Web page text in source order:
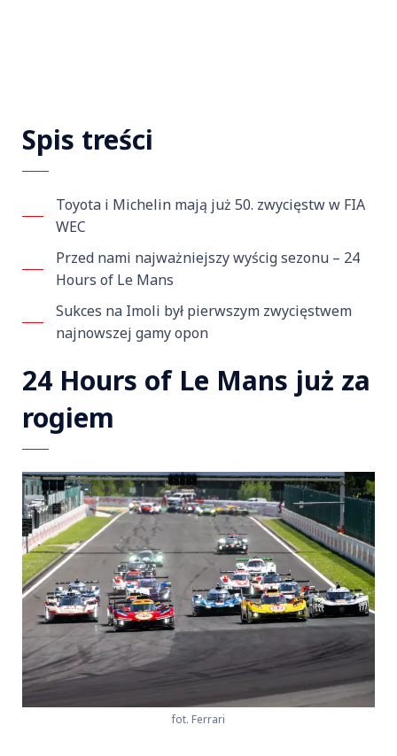
Spis treści
Toyota i Michelin mają już 50. zwycięstw w FIA
WEC
Przed nami najważniejszy wyścig sezonu – 24
Hours of Le Mans
Sukces na Imoli był pierwszym zwycięstwem
najnowszej gamy opon
24 Hours of Le Mans już za
rogiem
fot. Ferrari